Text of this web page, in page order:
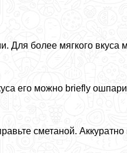
Для более мягкого вкуса
его можно briefly
сметаной.